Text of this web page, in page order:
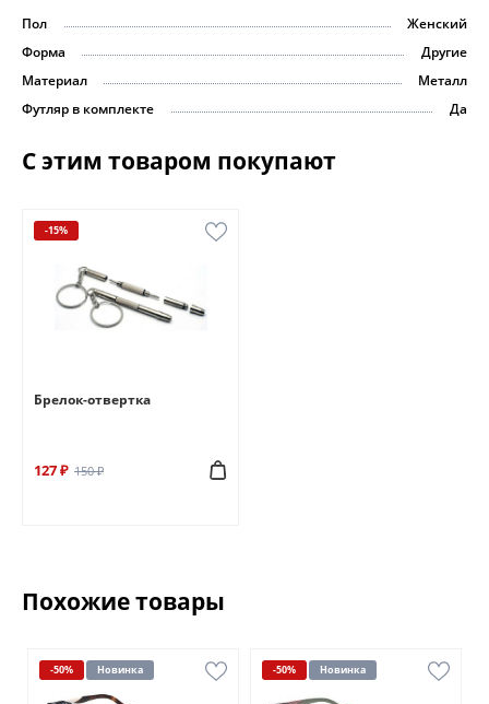
Пол
Женский
Форма
Другие
Материал
Металл
Футляр в комплекте
Да
С этим товаром покупают
-15%
Брелок-отвертка
127 ₽ 150 ₽
Похожие товары
-50% Новинка -50% Новинка